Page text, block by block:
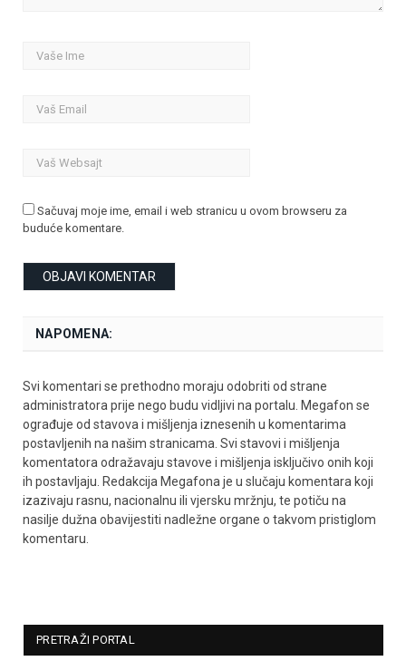
Sačuvaj moje ime, email i web stranicu u ovom browseru za
buduće komentare.
NAPOMENA:
Svi komentari se prethodno moraju odobriti od strane
administratora prije nego budu vidljivi na portalu. Megafon se
ograđuje od stavova i mišljenja iznesenih u komentarima
postavljenih na našim stranicama. Svi stavovi i mišljenja
komentatora odražavaju stavove i mišljenja isključivo onih koji
ih postavljaju. Redakcija Megafona je u slučaju komentara koji
izazivaju rasnu, nacionalnu ili vjersku mržnju, te potiču na
nasilje dužna obavijestiti nadležne organe o takvom pristiglom
komentaru.
PRETRAŽI PORTAL